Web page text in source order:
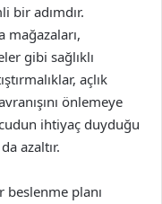
bir adımdır.
mağazaları,
gibi sağlıklı
açlık
önlemeye
ihtiyaç duyduğu
azaltır.
planı